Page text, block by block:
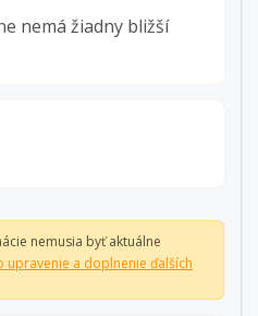
nemá žiadny bližší
nemusia byť aktuálne
upravenie a doplnenie ďalších